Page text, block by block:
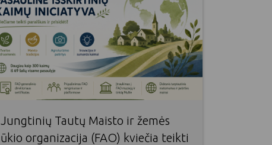
Jungtinių Tautų Maisto ir žemės
ūkio organizacija (FAO) kviečia teikti